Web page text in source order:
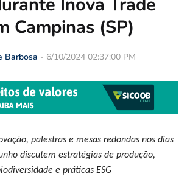
Campinas (SP)
Barbosa - 6/10/2024 02:37:00 PM
palestras e mesas redondas nos dias
discutem estratégias de produção,
e práticas ESG